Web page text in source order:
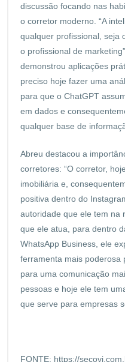
discussão focando nas
o corretor moderno. “A
qualquer profissional, seja
o profissional de
demonstrou aplicações
preciso hoje fazer uma
para que o ChatGPT
em dados e
qualquer base de
Abreu destacou a
corretores: “O corretor,
imobiliária e,
positiva dentro do
autoridade que ele tem na
que ele atua, para dentro
WhatsApp Business, ele
ferramenta mais poderosa
para uma comunicação
pessoas e hoje ele tem
que serve para empresas
FONTE: https://